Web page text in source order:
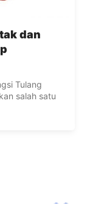
dan
Tulang
salah satu